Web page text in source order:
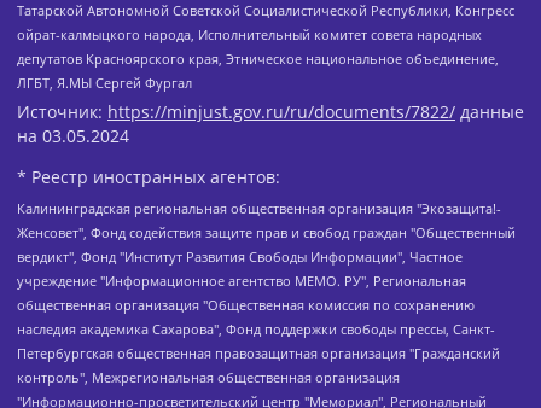
Татарской Автономной Советской Социалистической Республики, Конгресс
ойрат-калмыцкого народа, Исполнительный комитет совета народных
депутатов Красноярского края, Этническое национальное объединение,
ЛГБТ, Я.МЫ Сергей Фургал
Источник: https://minjust.gov.ru/ru/documents/7822/ данные
на 03.05.2024
* Реестр иностранных агентов:
Калининградская региональная общественная организация "Экозащита!-Женсовет", Фонд содействия защите прав и свобод граждан "Общественный вердикт", Фонд "Институт Развития Свободы Информации", Частное учреждение "Информационное агентство МЕМО. РУ", Региональная общественная организация "Общественная комиссия по сохранению наследия академика Сахарова", Фонд поддержки свободы прессы, Санкт-Петербургская общественная правозащитная организация "Гражданский контроль", Межрегиональная общественная организация "Информационно-просветительский центр "Мемориал", Региональный Фонд "Центр Защиты Прав Средств Массовой Информации", с 05.12.2023 Фонд "Центр Защиты Прав Средств массовой информации", Региональная общественная благотворительная организация помощи беженцам и мигрантам "Гражданское содействие", Негосударственное образовательное учреждение дополнительного профессионального образования (повышение квалификации) специалистов "АКАДЕМИЯ ПО ПРАВАМ ЧЕЛОВЕКА", Свердловская региональная общественная организация "Сутяжник", Автономная некоммерческая организация "Центр независимых социологических исследований", Союз общественных объединений "Российский исследовательский центр по правам человека", Региональное общественное учреждение научно-информационный центр "МЕМОРИАЛ", Некоммерческая организация "Фонд защиты гласности", Автономная некоммерческая организация "Институт прав человека", Городская общественная организация "Екатеринбургское общество "МЕМОРИАЛ", Городская общественная организация "Рязанское историко-просветительское и правозащитное общество "Мемориал" (Рязанский Мемориал), Челябинский региональный орган общественной самодеятельности – женское общественное объединение "Женщины Евразии", Челябинский региональный орган общественной самодеятельности "Уральская правозащитная группа", Фонд содействия защите здоровья и социальной справедливости имени Андрея Рылькова, Автономная Некоммерческая Организация "Аналитический Центр Юрия Левады", Автономная некоммерческая организация социальной поддержки населения "Проект Апрель", Региональная общественная организация помощи женщинам и детям, находящимся в кризисной ситуации "Информационно-методический центр "Анна", Фонд содействия развитию массовых коммуникаций и правовому просвещению "Так-так-Так", Фонд содействия устойчивому развитию "Серебряная тайга", Свердловский региональный общественный фонд социальных проектов "Новое время", "Idel.Реалии", Кавказ.Реалии, Крым.Реалии, Телеканал Настоящее Время, Татаро-башкирская служба Радио Свобода (Azatliq Radiosi), Радио Свободная Европа/Радио Свобода (PCE/PC), "Сибирь.Реалии", "Фактограф", Благотворительный фонд помощи осужденным и их семьям, Автономная некоммерческая организация "Институт глобализации и социальных движений", Фонд "В защиту прав заключенных", Частное учреждение "Центр поддержки и содействия развитию средств массовой информации", Пензенский региональный общественный благотворительный фонд "Гражданский союз", "Север.Реалии", Некоммерческая организация Фонд "Правовая инициатива", Общество с ограниченной ответственностью "Радио Свободная Европа/Радио Свобода", Чешское информационное агентство "MEDIUM-ORIENT", Красноярская региональная общественная организация "Мы против СПИДа", Камалягин Денис Николаевич, Маркелов Сергей Евгеньевич, Пономарев Лев Александрович, Савицкая Людмила Алексеевна, Автономная некоммерческая организация "Центр по работе с проблемой насилия "НАСИЛИЮ.НЕТ", Межрегиональный профессиональный союз работников здравоохранения "Альянс врачей", Юридическое лицо, зарегистрированное в Латвийской Республике, SIA "Medusa Project" (регистрационный номер 40103797863, дата регистрации 10.06.2014), Некоммерческая организация "Фонд по борьбе с коррупцией", Автономная некоммерческая организация "Институт права и публичной политики", Баданин Роман Сергеевич, Гликин Максим Александрович, Железнова Мария Михайловна, Лукьянова Юлия Сергеевна, Маетная Елизавета Витальевна, Маняхин Петр Борисович, Чуракова Ольга Владимировна, Ярош Юлия Петровна, Юридическое лицо "The Insider SIA", зарегистрированное в Риге, Латвийская Республика (дата регистрации 26.06.2015), являющееся администратором доменного имени интернет-издания "The Insider SIA", https://theins.ru, Постернак Алексей Евгеньевич, Рубин Михаил Аркадьевич, Анин Роман Александрович, Юридическое лицо Istories fonds, зарегистрированное в Латвийской Республике (регистрационный номер 50008295751, дата регистрации 24.02.2020), Великовский Дмитрий Александрович, Долинина Ирина Николаевна, Мароховская Алеся Алексеевна, Шлейнов Роман Юрьевич, Шмагун Олеся Валентиновна, Общество с ограниченной ответственностью "Альтаир 2021", Общество с ограниченной ответственностью "Вега 2021", Общество с ограниченной ответственностью "Главный редактор 2021", Общество с ограниченной ответственностью "Ромашки монолит", Важенков Артем Валерьевич, Ивановская областная общественная организация "Центр гендерных исследований", Гурман Юрий Альбертович, Медиапроект "ОВД-Инфо", Егоров Владимир Владимирович, Жилинский Владимир Александрович, Общество с ограниченной ответственностью "ЗП", Иванова София Юрьевна, Карезина Инна Павловна, Кильтау Екатерина Викторовна, Петров Алексей Викторович, Пискунов Сергей Евгеньевич, Смирнов Сергей Сергеевич, Тихонов Михаил Сергеевич, Общество с ограниченной ответственностью "ЖУРНАЛИСТ-ИНОСТРАННЫЙ АГЕНТ", Арапова Галина Юрьевна, Вольтская Татьяна Анатольевна, Американская компания "Mason G.E.S. Anonymous Foundation" (США), являющаяся владельцем интернет-издания https://mnews.world/, Компания "Stichting Bellingcat", зарегистрированная в Нидерландах (дата регистрации 11.07.2018), Захаров Андрей Вячеславович, Клепиковская Екатерина Дмитриевна, Общество с ограниченной ответственностью "МЕМО", Перл Роман Александрович, Симонов Евгений Алексеевич, Соловьева Елена Анатольевна, Сотников Даниил Владимирович, Сурначева Елизавета Дмитриевна, Автономная некоммерческая организация по защите прав человека и информированию населения "Якутия – Наше Мнение", Общество с ограниченной ответственностью "Москоу диджитал медиа", с 26.01.2023 Общество с ограниченной ответственностью "Чайка Белые сады", Ветошкина Валерия Валерьевна, Заговора Максим Александрович, Межрегиональное общественное движение "Российская ЛГБТ - сеть", Оленичев Максим Владимирович, Павлов Иван Юрьевич, Скворцова Елена Сергеевна, Общество с ограниченной ответственностью "Как бы инагент", Кочетков Игорь Викторович, Общество с ограниченной ответственностью "Честные выборы", Еланчик Олег Александрович, Общество с ограниченной ответственностью "Нобелевский призыв", Гималова Регина Эмилевна, Григорьев Андрей Валерьевич, Григорьева Алина Александровна, Ассоциация по содействию защите прав призывников, альтернативнослужащих и военнослужащих "Правозащитная группа "Гражданин.Армия.Право", Хисамова Регина Фаритовна, Автономная некоммерческая организация по реализации социально-правовых программ "Лилит", Дальневосточное общественное движение "Маяк", Санкт-Петербургская ЛГБТ-инициативная группа "Выход", Инициативная группа ЛГБТ+ "Реверс", Алексеев Андрей Викторович, Бекбулатова Таисия Львовна, Беляев Иван Михайлович, Владыкина Елена Сергеевна, Гельман Марат Александрович, Никульшина Вероника Юрьевна, Толоконникова Надежда Андреевна, Шендерович Виктор Анатольевич, Общество с ограниченной ответственностью "Данное сообщение", Общество с ограниченной ответственностью Издательский дом "Новая глава", Айнбиндер Александра Александровна, Московский комьюнити-центр для ЛГБТ+инициатив, Благотворительный фонд развития филантропии, Deutsche Welle (Германия, Kurt-Schumacher-Strasse 3, 53113 Bonn), Борзунова Мария Михайловна, Воробьев Виктор Викторович, Голубева Анна Львовна, Константинова Алла Михайловна, Малкова Ирина Владимировна, Мурадов Мурад Абдулгалимович, Осетинская Елизавета Николаевна, Понасенков Евгений Николаевич, Ганапольский Матвей Юрьевич, Киселев Евгений Алексеевич, Борухович Ирина Григорьевна, Дремин Иван Тимофеевич, Дубровский Дмитрий Викторович, Красноярская региональная общественная организация поддержки и развития альтернативных образовательных технологий и межкультурных коммуникаций "ИНТЕРРА", Маяковская Екатерина Алексеевна, Фейгин Марк Захарович, Филимонов Андрей Викторович, Дзугкоева Регина Николаевна, Доброхотов Роман Александрович, Дудь Юрий Александрович, Елкин Сергей Владимирович, Кругликов Кирилл Игоревич, Сабунаева Мария Леонидовна, Семенов Алексей Владимирович, Шаинян Карен Багратович, Шульман Екатерина Михайловна, Асафьев Артур Валерьевич, Вахштайн Виктор Семенович, Венедиктов Алексей Алексеевич, Лушникова Екатерина Евгеньевна, Волков Леонид Михайлович, Невзоров Александр Глебович, Пархоменко Сергей Борисович, Сироткин Ярослав Николаевич, Кара-Мурза Владимир Владимирович, Баранова Наталья Владимировна, Гозман Леонид Яковлевич, Кагарлицкий Борис Юльевич, Климарев Михаил Валерьевич, Милов Владимир Станиславович, Автономная некоммерческая организация Краснодарский центр современного искусства "Типография", Моргенштерн Алишер Тагирович, Соболь Любовь Эдуардовна, Общество с ограниченной ответственностью "ЛИЗА НОРМ", Каспаров Гарри Кимович, Ходорковский Михаил Борисович, Общество с ограниченной ответственностью "Апрельские тезисы", Данилович Ирина Брониславовна, Кашин Олег Владимирович, Петров Николай Владимирович, Пивоваров Алексей Владимирович, Соколов Михаил Владимирович, Цветкова Юлия Владимировна, Чичваркин Евгений Александрович, Комитет против пыток/Команда против пыток, Общество с ограниченной ответственностью "Первый научный", Общество с ограниченной ответственностью "Вертолет и ко", Белоцерковская Вероника Борисовна, Кац Максим Евгеньевич, Лазарева Татьяна Юрьевна, Шаведдинов Руслан Табризович, Яшин Илья Валерьевич, Общество с ограниченной ответственностью "Иноагент ААВ", Алешковский Дмитрий Петрович, Альбац Евгения Марковна, Быков Дмитрий Львович, Галямина Юлия Евгеньевна, Лойко Сергей Леонидович, Мартынов Кирилл Константинович, Медведев Сергей Александрович, Крашенинников Федор Геннадиевич, Гордеева Катерина Вл